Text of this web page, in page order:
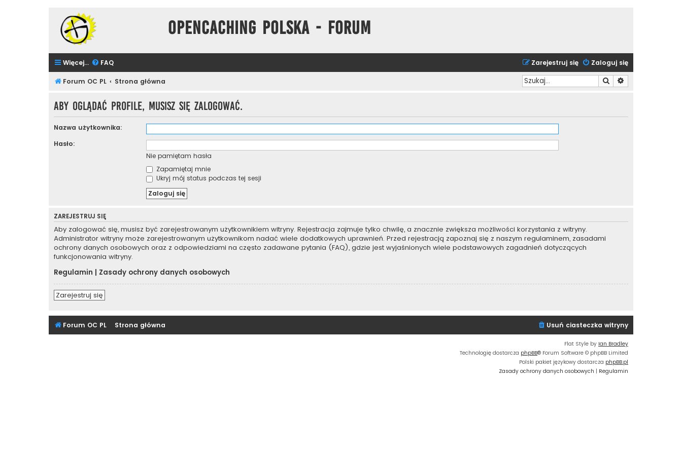
Opencaching Polska - Forum
Więcej… FAQ Zaloguj się
Zarejestruj się
Forum OC PL Strona główna Szukaj
Aby oglądać profile, musisz się zalogować.
Nazwa użytkownika:
Hasło:
Nie pamiętam hasła
Zapamiętaj mnie
Ukryj mój status podczas tej sesji
ZAREJESTRUJ SIĘ
Aby zalogować się, musisz być zarejestrowanym użytkownikiem witryny. Rejestracja zajmuje tylko chwilę, a znacznie zwiększa możliwości korzystania z witryny.
Administrator witryny może zarejestrowanym użytkownikom nadać wiele dodatkowych uprawnień. Przed rejestracją zapoznaj się z naszym regulaminem, zasadami
ochrony danych osobowych oraz z odpowiedziami na często zadawane pytania (FAQ), gdzie jest wyjaśnionych wiele podstawowych zagadnień dotyczących
funkcjonowania witryny.
Regulamin
Zasady ochrony danych osobowych
Zarejestruj się
Forum OC PL Strona główna Usuń ciasteczka witryny
Flat Style by Ian Bradley
Technologię dostarcza phpBB® Forum Software © phpBB Limited
Polski pakiet językowy dostarcza phpBB.pl
Zasady ochrony danych osobowych | Regulamin